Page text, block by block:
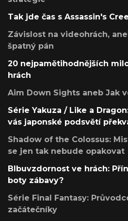
Tak jde čas s Assassin's
Závislost na videohrách,
špatný pán
20 nejpamětihodnějších
hrách
Aim Down Sights aneb Jak
Série Yakuza / Like a
vás japonské podsvětí
Shadow of the Colossus:
se jen tak nebude opakovat
Blbuvzdornost ve hrách:
boty zábavy?
Série Final Fantasy:
začátečníky